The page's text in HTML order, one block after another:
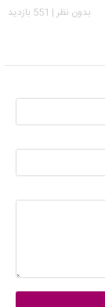
بدون نظر | 551 بازدید